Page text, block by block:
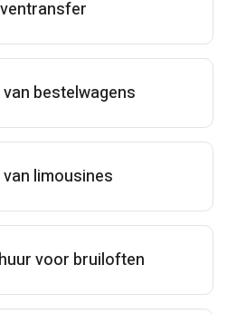
bestelwagens
limousines
voor bruiloften